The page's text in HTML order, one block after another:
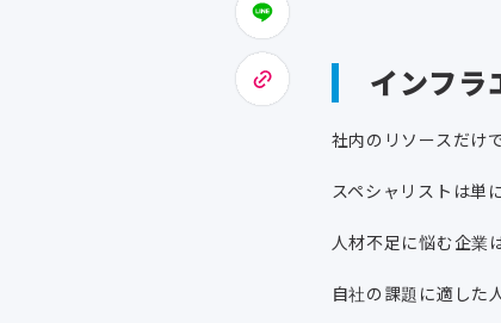
インフラ
社内のリソースだけ
スペシャリストは単
人材不足に悩む企業
自社の課題に適した